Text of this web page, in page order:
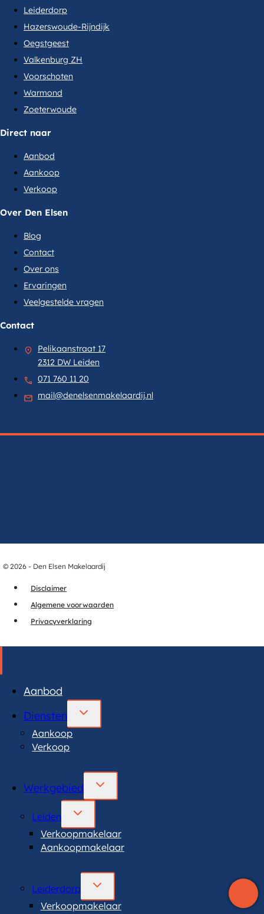
Leiderdorp
Hazerswoude-Rijndijk
Oegstgeest
Valkenburg ZH
Voorschoten
Warmond
Zoeterwoude
Direct naar
Aanbod
Aankoop
Verkoop
Over Den Elsen
Blog
Contact
Over ons
Ervaringen
Veelgestelde vragen
Contact
Pelikaanstraat 17
2312 DW Leiden
071 760 11 20
mail@denelsenmakelaardij.nl
© 2026 - Den Elsen Makelaardij
Disclaimer
Algemene voorwaarden
Privacyverklaring
Aanbod
Diensten
TOGGLE
Aankoop
Verkoop
Werkgebied
TOGGLE
Leiden
TOGGLE
Verkoopmakelaar
Aankoopmakelaar
Leiderdorp
TOGGLE
Verkoopmakelaar